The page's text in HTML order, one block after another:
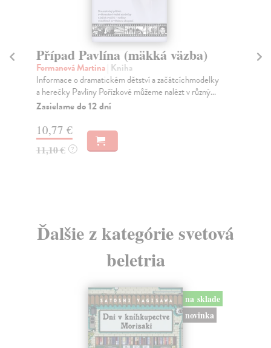
Případ Pavlína (mäkká väzba)
Formanová Martina| Kniha
Informace o dramatickém dětství a začátcíchmodelky
a herečky Pavlíny Pořízkové můžeme nalézt v různý...
Zasielame do 12 dní
10,77 €
11,10 € ?
Ďalšie z kategórie svetová
beletria
na sklade
novinka